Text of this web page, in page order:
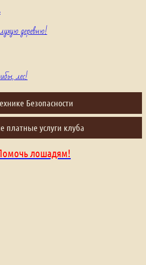
деревню!
лес!
Безопасности
платные услуги клуба
лошадям!